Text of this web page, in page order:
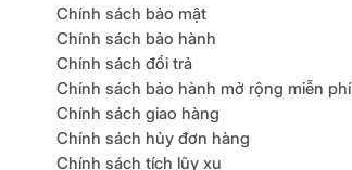
Chính sách bảo mật
Chính sách bảo hành
Chính sách đổi trả
Chính sách bảo hành mở rộng miễn phí
Chính sách giao hàng
Chính sách hủy đơn hàng
Chính sách tích lũy xu